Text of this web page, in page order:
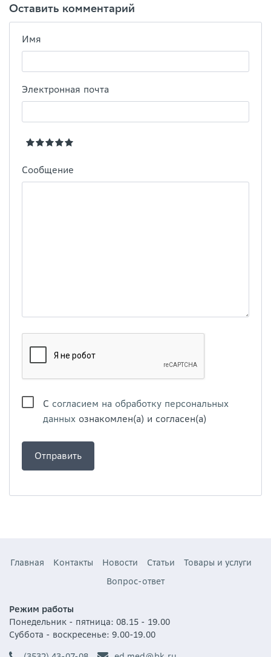
Оставить комментарий
Имя
Электронная почта
Сообщение
С согласием на обработку персональных
данных ознакомлен(а) и согласен(а)
Главная Контакты Новости Статьи
Товары и услуги
Вопрос-ответ
Режим работы
Понедельник - пятница: 08.15 - 19.00
Суббота - воскресенье: 9.00-19.00